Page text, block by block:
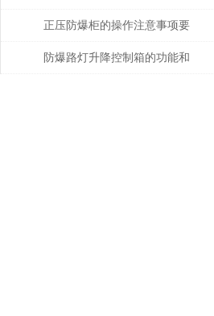
正压防爆柜的操作注意事项要
牢记，注意自身操作安全!
防爆路灯升降控制箱的功能和